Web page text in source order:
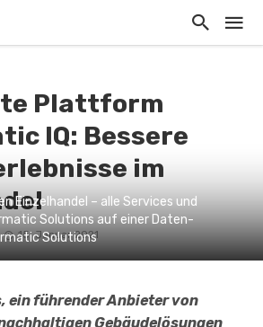
Plattform
IQ: Bessere
im
15. Januar 2021
Einzelhandel – alle Services und
Solutions auf einer Daten-
Solutions
ein führender Anbieter von
Gebäudelösungen